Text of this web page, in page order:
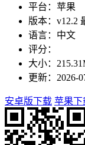
平台：苹果
版本：v12.2
语言：中文
评分：
大小：
更新：2026-
安卓版下载 苹果下